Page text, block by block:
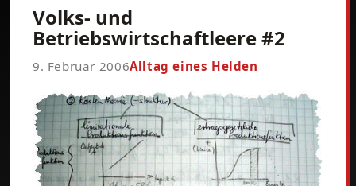
Volks- und
Betriebswirtschaftleere #2
9. Februar 2006Alltag eines Helden